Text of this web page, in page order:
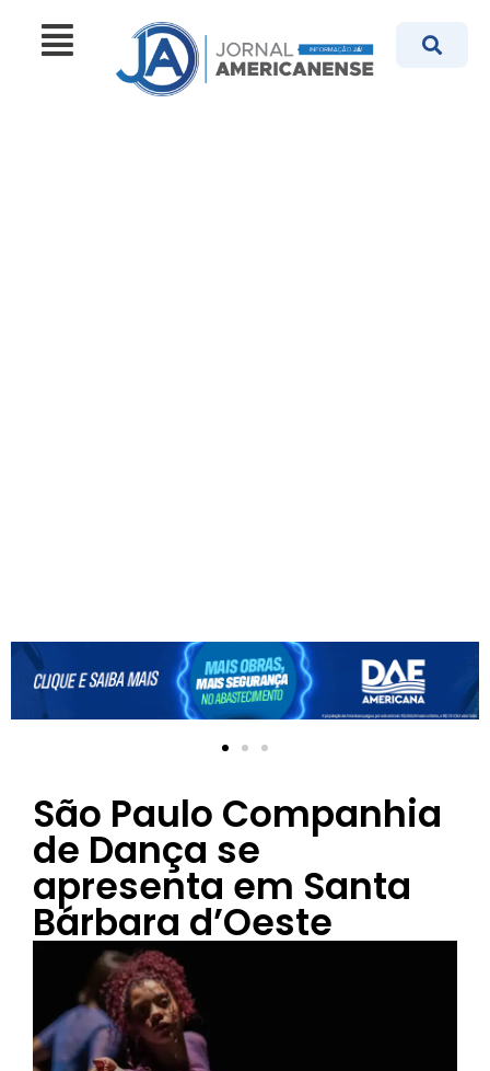
São Paulo Companhia
de Dança se
apresenta em Santa
Bárbara d’Oeste